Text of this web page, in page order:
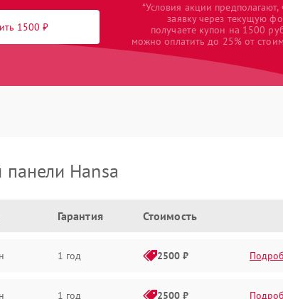
1500 ₽
*Условия акции предполагают,
заявку через текущую
получаете купон на 1500
можно оплатить до 25% от
Hansa
Гарантия Стоимость
1 год 2500 ₽
1 год 2500 ₽